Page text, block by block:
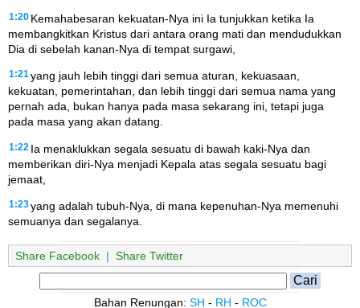
1:20 Kemahabesaran kekuatan-Nya ini Ia tunjukkan ketika Ia
membangkitkan Kristus dari antara orang mati dan mendudukkan
Dia di sebelah kanan-Nya di tempat surgawi,
1:21 yang jauh lebih tinggi dari semua aturan, kekuasaan,
kekuatan, pemerintahan, dan lebih tinggi dari semua nama yang
pernah ada, bukan hanya pada masa sekarang ini, tetapi juga
pada masa yang akan datang.
1:22 Ia menaklukkan segala sesuatu di bawah kaki-Nya dan
memberikan diri-Nya menjadi Kepala atas segala sesuatu bagi
jemaat,
1:23yang adalah tubuh-Nya, di mana kepenuhan-Nya memenuhi
semuanya dan segalanya.
Share Facebook | Share Twitter
Bahan Renungan: SH - RH - ROC